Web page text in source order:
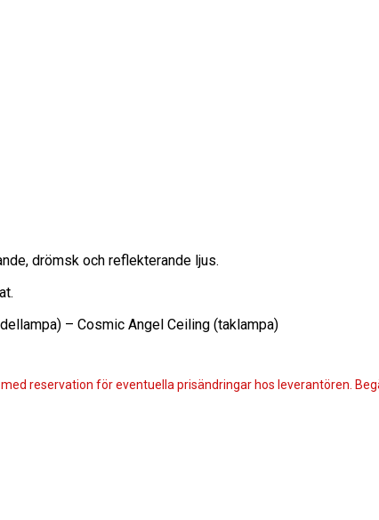
drömsk och reflekterande ljus.
– Cosmic Angel Ceiling (taklampa)
reservation för eventuella prisändringar hos leverantören.